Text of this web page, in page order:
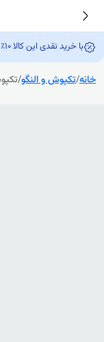
با خرید نقدی این کالا 10٪ مبلغ به شما بازگشت داده میشه !!!
خانه/تکپوش و النگو/